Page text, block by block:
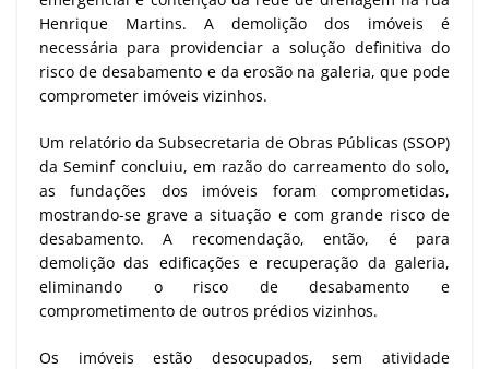
Henrique Martins. A demolição dos imóveis é
necessária para providenciar a solução definitiva do
risco de desabamento e da erosão na galeria, que pode
comprometer imóveis vizinhos.
Um relatório da Subsecretaria de Obras Públicas (SSOP)
da Seminf concluiu, em razão do carreamento do solo,
as fundações dos imóveis foram comprometidas,
mostrando-se grave a situação e com grande risco de
desabamento. A recomendação, então, é para
demolição das edificações e recuperação da galeria,
eliminando o risco de desabamento e
comprometimento de outros prédios vizinhos.
Os imóveis estão desocupados, sem atividade